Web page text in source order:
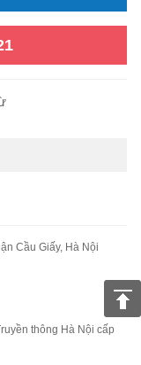
Cầu Giấy, Hà Nội
thông Hà Nội cấp